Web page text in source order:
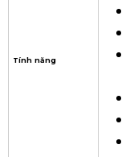
Tính năng